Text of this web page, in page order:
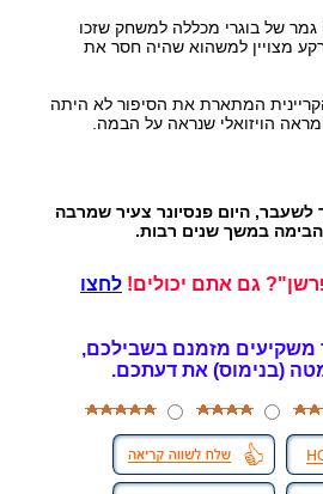
של בוגרי מכללה למשחק שזכו
מצויין למשהוא שהיה חסר את
המתארת את הסיפור לא היתה
הויזואלי שנראה על הבמה.
לשעבר, היום פנסיונר צעיר שמרבה
הבימה במשך שנים רבות.
גם אתם יכולים! לחצו
משקיעים מזמנם בשבילכם,
(בנימוס) את דעתכם.